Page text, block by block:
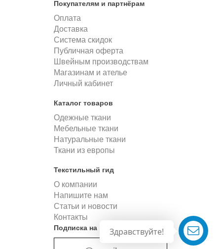
Здравствуйте!
Покупателям и партнёрам
Оплата
Доставка
Система скидок
Публичная оферта
Швейным производствам
Магазинам и ателье
Личный кабинет
Каталог товаров
Одежные ткани
Мебельные ткани
Натуральные ткани
Ткани из европы
Текстильный гид
О компании
Напишите нам
Статьи и новости
Контакты
Подписка на новости